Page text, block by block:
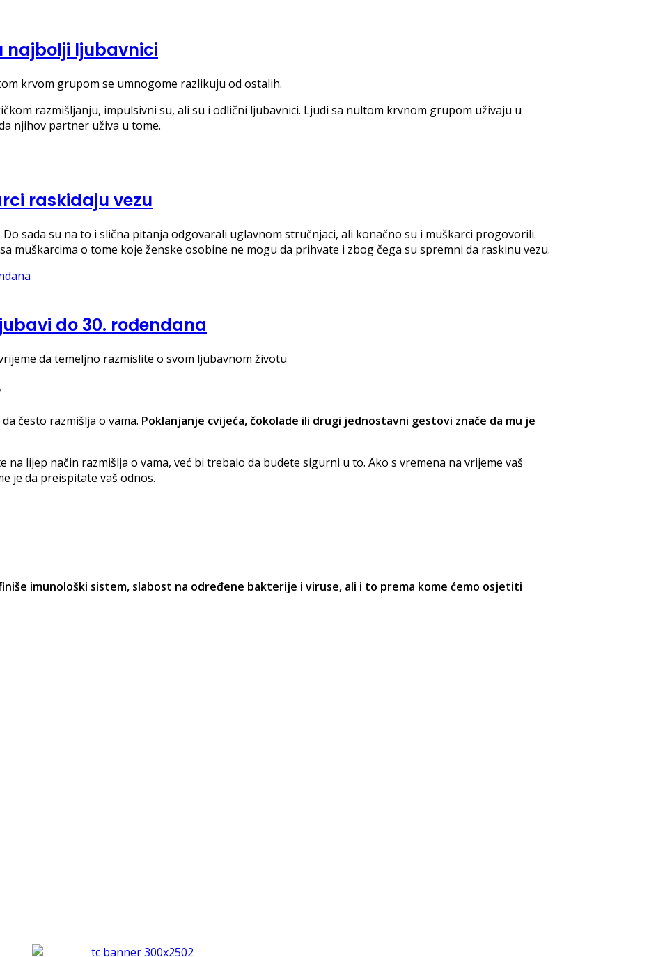
najbolji ljubavnici
krvom grupom se umnogome razlikuju od ostalih.
razmišljanju, impulsivni su, ali su i odlični ljubavnici. Ljudi sa nultom krvnom grupom uživaju u
njihov partner uživa u tome.
raskidaju vezu
sada su na to i slična pitanja odgovarali uglavnom stručnjaci, ali konačno su i muškarci progovorili.
muškarcima o tome koje ženske osobine ne mogu da prihvate i zbog čega su spremni da raskinu vezu.
do 30. rođendana
da temeljno razmislite o svom ljubavnom životu
često razmišlja o vama. Poklanjanje cvijeća, čokolade ili drugi jednostavni gestovi znače da mu je
na lijep način razmišlja o vama, već bi trebalo da budete sigurni u to. Ako s vremena na vrijeme vaš
je da preispitate vaš odnos.
imunološki sistem, slabost na određene bakterije i viruse, ali i to prema kome ćemo osjetiti